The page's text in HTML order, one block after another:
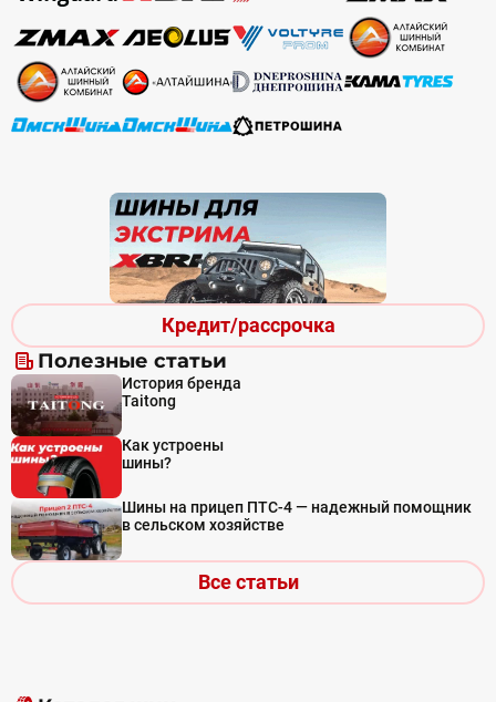
Кредит/рассрочка
Полезные статьи
История бренда
Taitong
Как устроены
шины?
Шины на прицеп ПТС-4 — надежный помощник
в сельском хозяйстве
Все статьи